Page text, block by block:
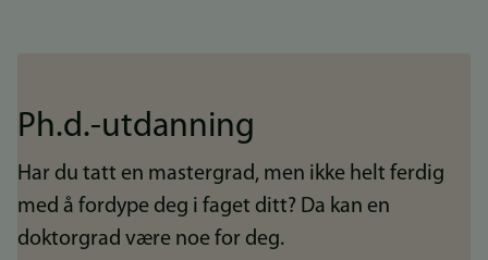
Ph.d.-utdanning
Har du tatt en mastergrad, men ikke helt ferdig
med å fordype deg i faget ditt? Da kan en
doktorgrad være noe for deg.